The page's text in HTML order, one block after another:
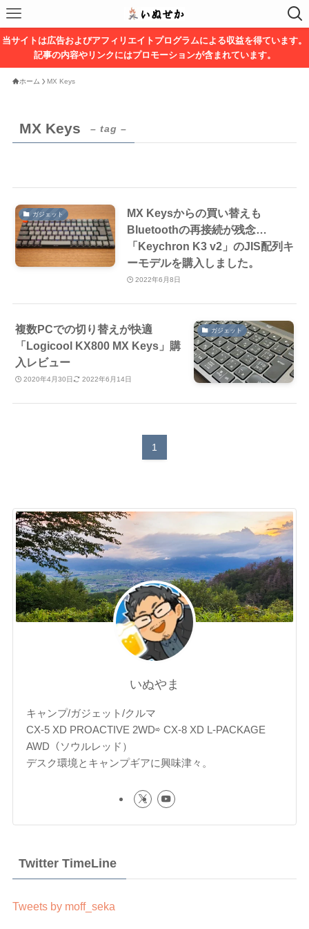
当サイトは広告およびアフィリエイトプログラムによる収益を得ています。
記事の内容やリンクにはプロモーションが含まれています。
ホーム MX Keys
MX Keys – tag –
ガジェット
MX Keysからの買い替えも
Bluetoothの再接続が残念…
「Keychron K3 v2」のJIS配列キ
ーモデルを購入しました。
2022年6月8日
ガジェット
複数PCでの切り替えが快適
「Logicool KX800 MX Keys」購
入レビュー
2020年4月30日 2022年6月14日
1
いぬやま
キャンプ/ガジェット/クルマ
CX-5 XD PROACTIVE 2WD⇨ CX-8 XD L-PACKAGE
AWD（ソウルレッド）
デスク環境とキャンプギアに興味津々。
Twitter TimeLine
Tweets by moff_seka